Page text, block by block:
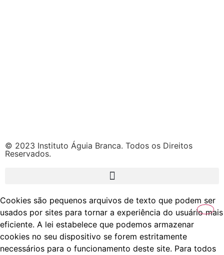
© 2023 Instituto Águia Branca. Todos os Direitos
Reservados.
Cookies são pequenos arquivos de texto que podem ser
usados por sites para tornar a experiência do usuário mais
eficiente. A lei estabelece que podemos armazenar
cookies no seu dispositivo se forem estritamente
necessários para o funcionamento deste site. Para todos